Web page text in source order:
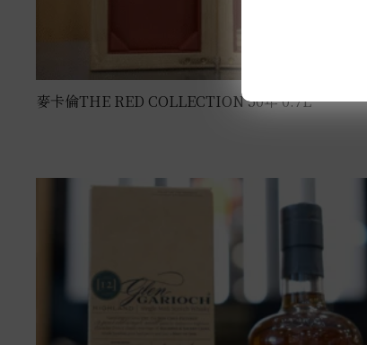
麥卡倫THE RED COLLECTION 50年 0.7L